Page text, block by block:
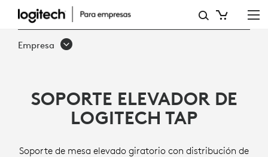
PIEZA
DEEmpresa
SOPORTE ELEVADOR DE
LOGITECH TAP
Soporte de mesa elevado giratorio con distribución de